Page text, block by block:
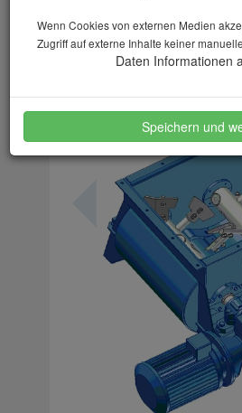
Wenn Cookies von externen Medien
Zugriff auf externe Inhalte keiner
Daten Informationen
Speichern und